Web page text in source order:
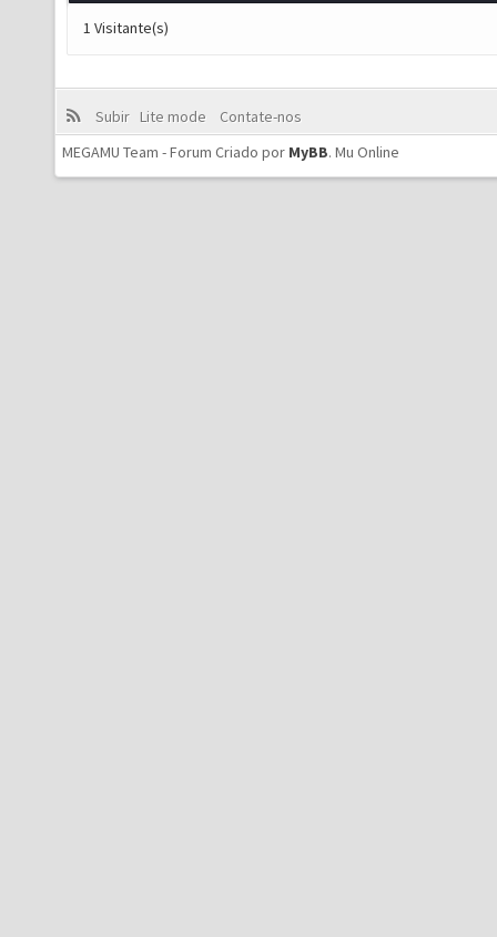
1 Visitante(s)
Subir Lite mode
Contate-nos
MEGAMU Team - Forum Criado por MyBB. Mu Online